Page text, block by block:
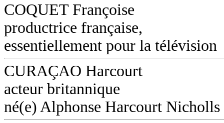
COQUET Françoise
productrice française,
essentiellement pour la télévision
CURAÇAO Harcourt
acteur britannique
né(e) Alphonse Harcourt Nicholls